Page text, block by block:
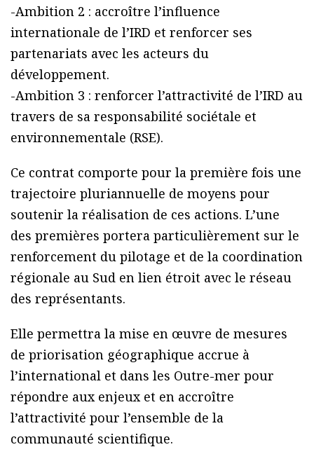
-Ambition 2 : accroître l’influence
internationale de l’IRD et renforcer ses
partenariats avec les acteurs du
développement.
-Ambition 3 : renforcer l’attractivité de l’IRD au
travers de sa responsabilité sociétale et
environnementale (RSE).
Ce contrat comporte pour la première fois une
trajectoire pluriannuelle de moyens pour
soutenir la réalisation de ces actions. L’une
des premières portera particulièrement sur le
renforcement du pilotage et de la coordination
régionale au Sud en lien étroit avec le réseau
des représentants.
Elle permettra la mise en œuvre de mesures
de priorisation géographique accrue à
l’international et dans les Outre-mer pour
répondre aux enjeux et en accroître
l’attractivité pour l’ensemble de la
communauté scientifique.